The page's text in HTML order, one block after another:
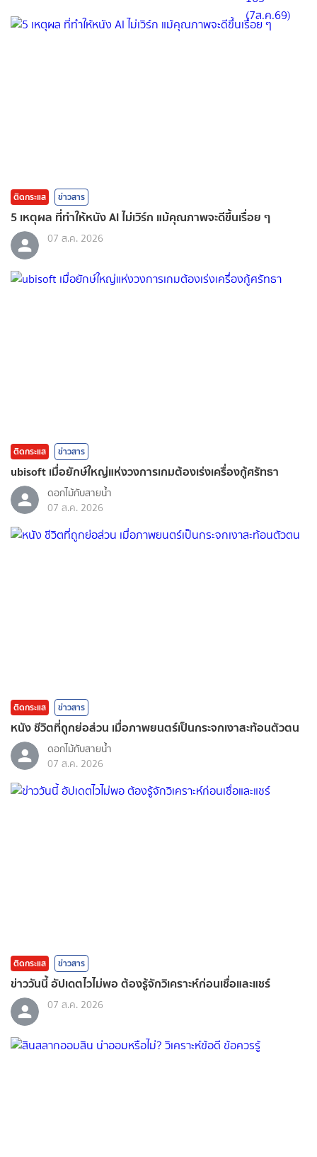
ติดกระแส ข่าวสาร
5 เหตุผล ที่ทำให้หนัง AI ไม่เวิร์ก แม้คุณภาพจะดีขึ้นเรื่อย ๆ
07 ส.ค. 2026
ติดกระแส ข่าวสาร
ubisoft เมื่อยักษ์ใหญ่แห่งวงการเกมต้องเร่งเครื่องกู้ศรัทธา
ดอกไม้กับสายน้ำ
07 ส.ค. 2026
ติดกระแส ข่าวสาร
หนัง ชีวิตที่ถูกย่อส่วน เมื่อภาพยนตร์เป็นกระจกเงาสะท้อนตัวตน
ดอกไม้กับสายน้ำ
07 ส.ค. 2026
ติดกระแส ข่าวสาร
ข่าววันนี้ อัปเดตไวไม่พอ ต้องรู้จักวิเคราะห์ก่อนเชื่อและแชร์
07 ส.ค. 2026